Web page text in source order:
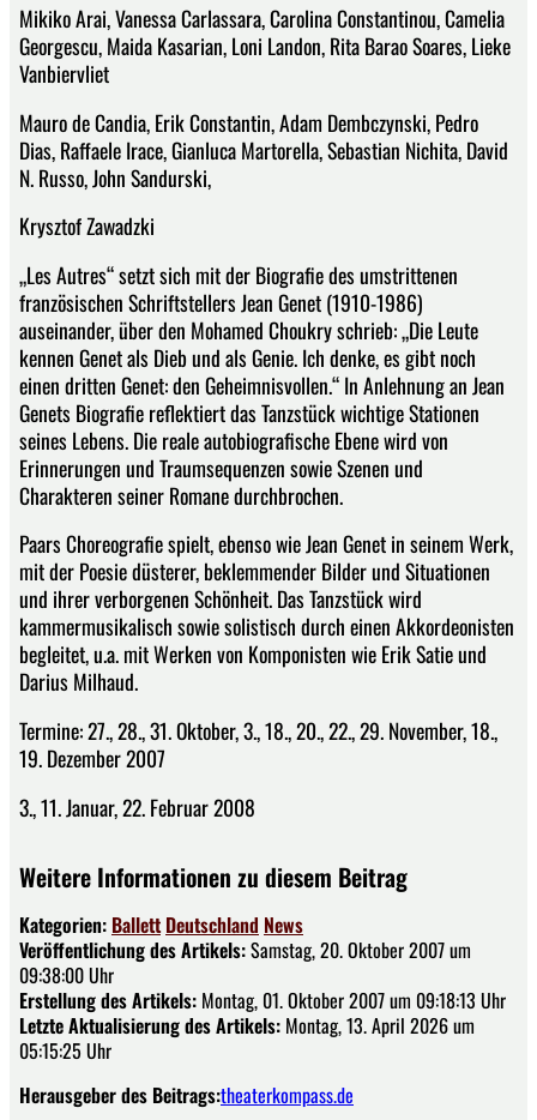
Mikiko Arai, Vanessa Carlassara, Carolina Constantinou, Camelia
Georgescu, Maida Kasarian, Loni Landon, Rita Barao Soares, Lieke
Vanbiervliet
Mauro de Candia, Erik Constantin, Adam Dembczynski, Pedro
Dias, Raffaele Irace, Gianluca Martorella, Sebastian Nichita, David
N. Russo, John Sandurski,
Krysztof Zawadzki
„Les Autres“ setzt sich mit der Biografie des umstrittenen
französischen Schriftstellers Jean Genet (1910-1986)
auseinander, über den Mohamed Choukry schrieb: „Die Leute
kennen Genet als Dieb und als Genie. Ich denke, es gibt noch
einen dritten Genet: den Geheimnisvollen.“ In Anlehnung an Jean
Genets Biografie reflektiert das Tanzstück wichtige Stationen
seines Lebens. Die reale autobiografische Ebene wird von
Erinnerungen und Traumsequenzen sowie Szenen und
Charakteren seiner Romane durchbrochen.
Paars Choreografie spielt, ebenso wie Jean Genet in seinem Werk,
mit der Poesie düsterer, beklemmender Bilder und Situationen
und ihrer verborgenen Schönheit. Das Tanzstück wird
kammermusikalisch sowie solistisch durch einen Akkordeonisten
begleitet, u.a. mit Werken von Komponisten wie Erik Satie und
Darius Milhaud.
Termine: 27., 28., 31. Oktober, 3., 18., 20., 22., 29. November, 18.,
19. Dezember 2007
3., 11. Januar, 22. Februar 2008
Weitere Informationen zu diesem Beitrag
Kategorien: Ballett Deutschland News
Veröffentlichung des Artikels:Samstag, 20. Oktober 2007 um
09:38:00 Uhr
Erstellung des Artikels: Montag, 01. Oktober 2007 um 09:18:13 Uhr
Letzte Aktualisierung des Artikels: Montag, 13. April 2026 um
05:15:25 Uhr
Herausgeber des Beitrags:theaterkompass.de